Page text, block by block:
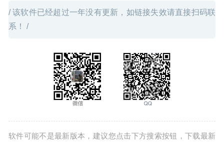
/ 该软件已经超过一年没有更新，如链接失效请直接扫码联
系！ /
软件可能不是最新版本，建议您点击下方搜索按钮，下载最新